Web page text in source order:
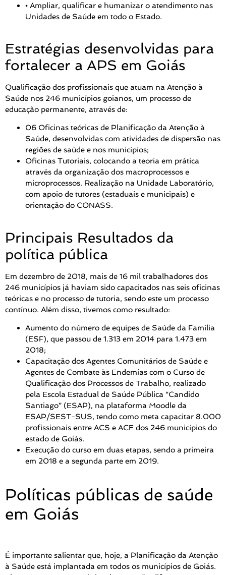
• Ampliar, qualificar e humanizar o atendimento nas
Unidades de Saúde em todo o Estado.
Estratégias desenvolvidas para
fortalecer a APS em Goiás
Qualificação dos profissionais que atuam na Atenção à
Saúde nos 246 municípios goianos, um processo de
educação permanente, através de:
06 Oficinas teóricas de Planificação da Atenção à
Saúde, desenvolvidas com atividades de dispersão nas
regiões de saúde e nos municípios;
Oficinas Tutoriais, colocando a teoria em prática
através da organização dos macroprocessos e
microprocessos. Realização na Unidade Laboratório,
com apoio de tutores (estaduais e municipais) e
orientação do CONASS.
Principais Resultados da
política pública
Em dezembro de 2018, mais de 16 mil trabalhadores dos
246 municípios já haviam sido capacitados nas seis oficinas
teóricas e no processo de tutoria, sendo este um processo
contínuo. Além disso, tivemos como resultado:
Aumento do número de equipes de Saúde da Família
(ESF), que passou de 1.313 em 2014 para 1.473 em
2018;
Capacitação dos Agentes Comunitários de Saúde e
Agentes de Combate às Endemias com o Curso de
Qualificação dos Processos de Trabalho, realizado
pela Escola Estadual de Saúde Pública “Candido
Santiago” (ESAP), na plataforma Moodle da
ESAP/SEST-SUS, tendo como meta capacitar 8.000
profissionais entre ACS e ACE dos 246 municípios do
estado de Goiás.
Execução do curso em duas etapas, sendo a primeira
em 2018 e a segunda parte em 2019.
Políticas públicas de saúde
em Goiás
É importante salientar que, hoje, a Planificação da Atenção
à Saúde está implantada em todos os municípios de Goiás.